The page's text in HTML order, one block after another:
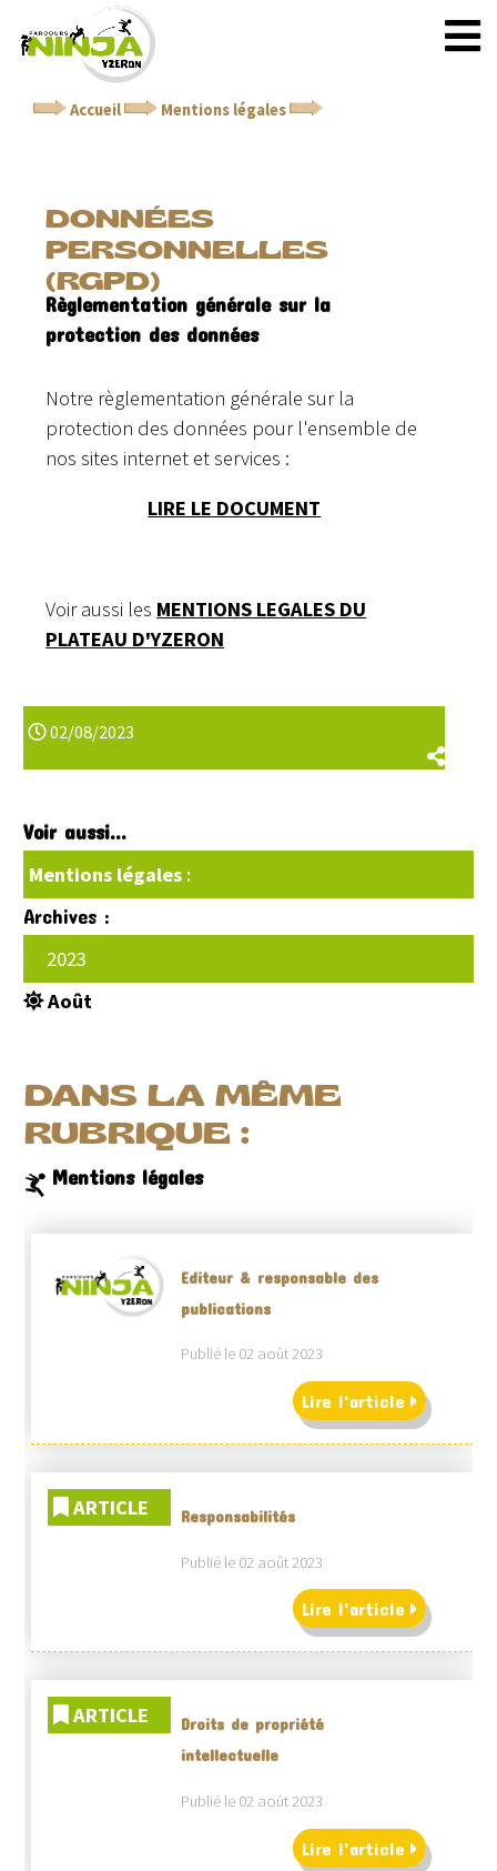
Accueil Mentions légales
DONNÉES
PERSONNELLES
(RGPD)
Règlementation générale sur la
protection des données
Notre règlementation générale sur la
protection des données pour l'ensemble de
nos sites internet et services :
LIRE LE DOCUMENT
Voir aussi les MENTIONS LEGALES DU
PLATEAU D'YZERON
02/08/2023
Voir aussi...
Mentions légales :
Archives :
2023
Août
DANS LA MÊME
RUBRIQUE :
Mentions légales
Editeur & responsable des
publications
Publié le 02 août 2023
Lire l'article
ARTICLE Responsabilités
Publié le 02 août 2023
Lire l'article
ARTICLE
Droits de propriété
intellectuelle
Publié le 02 août 2023
Lire l'article